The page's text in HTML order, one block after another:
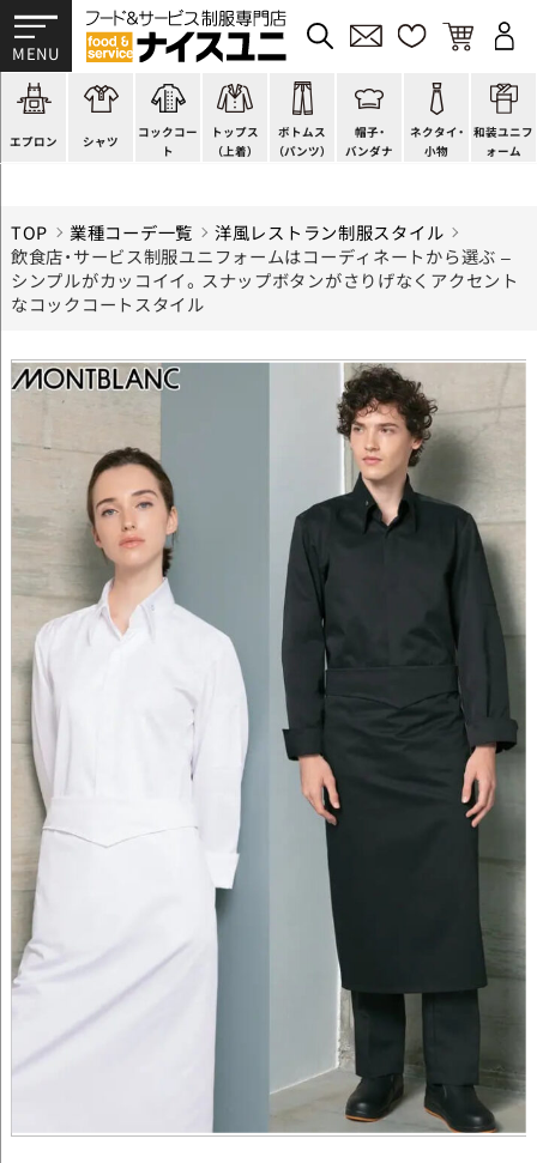
エプロン
スモック風
厨房用
ラップエプロン
シャツ
Tシャツ
ポロシャツ
和風シャツ(Asian)コックコー
ト
スタンダード
ファッション
キッズ
トップス
（上着）
調理白衣
カットソー
ジャンバー
ボトムス
（パンツ）
ワンピース
厨房シューズ
フロアシューズ
帽子・
バンダナ
コック帽
衛生帽子
ヘアネット
ネクタイ・
小物
蝶ネクタイ
リボン・スカーフ
クロスタイ
和装ユニフ
ォーム
草履、足袋など
着付小物
きもの
TOP 業種コーデ一覧
洋風レストラン制服スタイル
飲食店・サービス制服ユニフォームはコーディネートから選ぶ –
シンプルがカッコイイ。スナップボタンがさりげなくアクセント
なコックコートスタイル